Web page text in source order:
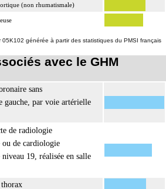
(non rhumatismale)
générée à partir des statistiques du PMSI français
avec le GHM
sans
gauche, par voie artérielle
de radiologie
de cardiologie
19, réalisée en salle